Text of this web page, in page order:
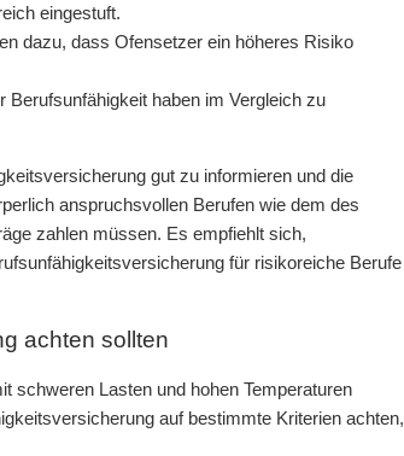
eingestuft.
dazu, dass Ofensetzer ein höheres Risiko
haben im Vergleich zu
gut zu informieren und die
anspruchsvollen Berufen wie dem des
zahlen müssen. Es empfiehlt sich,
für risikoreiche Berufe
achten sollten
schweren Lasten und hohen Temperaturen
auf bestimmte Kriterien achten,